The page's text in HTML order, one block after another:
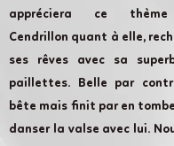
appréciera ce thème
Cendrillon quant à elle,
ses rêves avec sa
paillettes. Belle par
bête mais finit par en
danser la valse avec lui.